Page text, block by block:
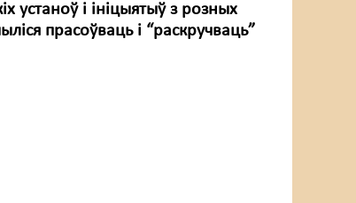
устаноў і ініцыятыў з розных
прасоўваць і “раскручваць”